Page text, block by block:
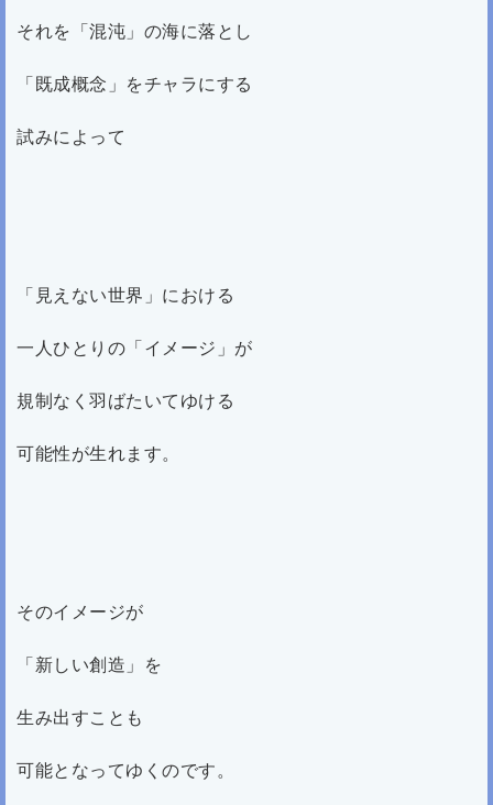
それを「混沌」の海に落とし
「既成概念」をチャラにする
試みによって
「見えない世界」における
一人ひとりの「イメージ」が
規制なく羽ばたいてゆける
可能性が生れます。
そのイメージが
「新しい創造」を
生み出すことも
可能となってゆくのです。